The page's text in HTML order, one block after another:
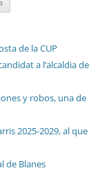
de la CUP
a l’alcaldia de
y robos, una de
2025-2029, al que
de Blanes